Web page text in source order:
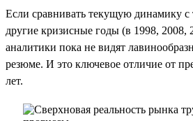
Если сравнивать текущую динамику с
другие кризисные годы (в 1998, 2008,
аналитики пока не видят
резюме. И это ключевое отличие от
лет.